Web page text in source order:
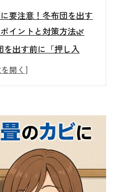
要注意！冬布団を出す
イントと対策方法🌿
を出す前に「押し入
クしよう！
ックリスト🧺
で安心✨ 真菌検査と
ためのカビ対策習慣☃️
ラブルは専門家へ！Ｍ
ーズ仙台にご相談を